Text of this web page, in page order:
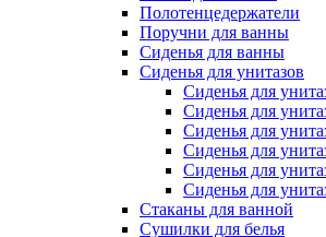
Полотенцедержатели
Поручни для ванны
Сиденья для ванны
Сиденья для унитазов
Сиденья для
Сиденья для
Сиденья для
Сиденья для
Сиденья для
Сиденья для
Стаканы для ванной
Сушилки для белья